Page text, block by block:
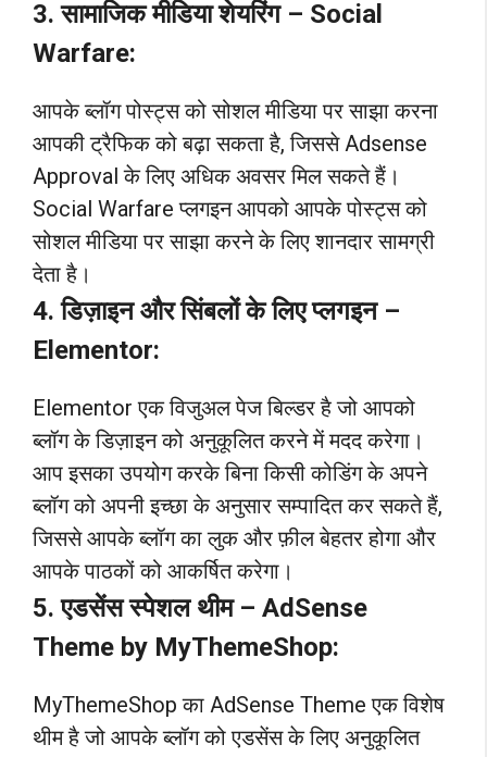
3. सामाजिक मीडिया शेयरिंग – Social
Warfare:
आपके ब्लॉग पोस्ट्स को सोशल मीडिया पर साझा करना
आपकी ट्रैफिक को बढ़ा सकता है, जिससे Adsense
Approval के लिए अधिक अवसर मिल सकते हैं।
Social Warfare प्लगइन आपको आपके पोस्ट्स को
सोशल मीडिया पर साझा करने के लिए शानदार सामग्री
देता है।
4. डिज़ाइन और सिंबलों के लिए प्लगइन –
Elementor:
Elementor एक विजुअल पेज बिल्डर है जो आपको
ब्लॉग के डिज़ाइन को अनुकूलित करने में मदद करेगा।
आप इसका उपयोग करके बिना किसी कोडिंग के अपने
ब्लॉग को अपनी इच्छा के अनुसार सम्पादित कर सकते हैं,
जिससे आपके ब्लॉग का लुक और फ़ील बेहतर होगा और
आपके पाठकों को आकर्षित करेगा।
5. एडसेंस स्पेशल थीम – AdSense
Theme by MyThemeShop:
MyThemeShop का AdSense Theme एक विशेष
थीम है जो आपके ब्लॉग को एडसेंस के लिए अनुकूलित